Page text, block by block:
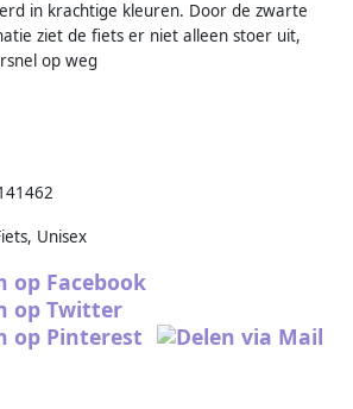
in krachtige kleuren. Door de zwarte
ziet de fiets er niet alleen stoer uit,
op weg
Unisex